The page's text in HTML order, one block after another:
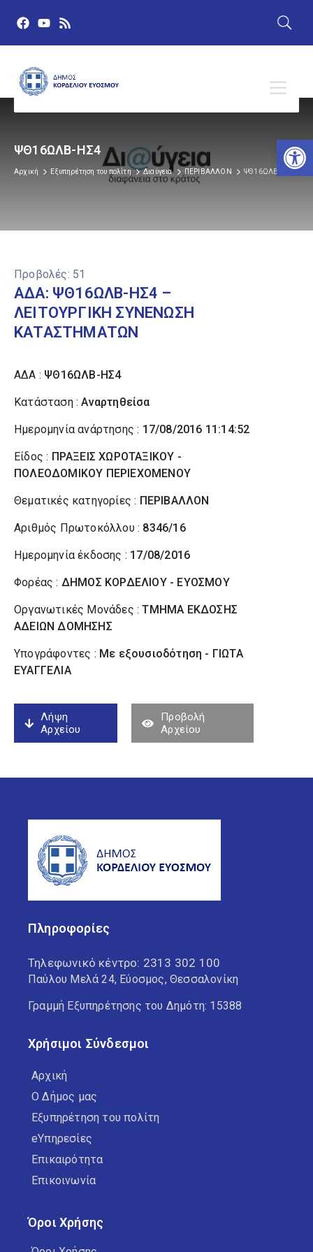
ΨΘ16ΩΛΒ-ΗΣ4
Αρχική Εξυπηρέτηση του πολίτη Διαύγεια ΠΕΡΙΒΑΛΛΟΝ ΨΘ16ΩΛΒ-ΗΣ4
Προβολές: 51
ΑΔΑ: ΨΘ16ΩΛΒ-ΗΣ4 –
ΛΕΙΤΟΥΡΓΙΚΗ ΣΥΝΕΝΩΣΗ
ΚΑΤΑΣΤΗΜΑΤΩΝ
ΑΔΑ : ΨΘ16ΩΛΒ-ΗΣ4
Κατάσταση :Αναρτηθείσα
Ημερομηνία ανάρτησης : 17/08/2016 11:14:52
Είδος : ΠΡΑΞΕΙΣ ΧΩΡΟΤΑΞΙΚΟΥ -
ΠΟΛΕΟΔΟΜΙΚΟΥ ΠΕΡΙΕΧΟΜΕΝΟΥ
Θεματικές κατηγορίες : ΠΕΡΙΒΑΛΛΟΝ
Αριθμός Πρωτοκόλλου : 8346/16
Ημερομηνία έκδοσης : 17/08/2016
Φορέας : ΔΗΜΟΣ ΚΟΡΔΕΛΙΟΥ - ΕΥΟΣΜΟΥ
Οργανωτικές Μονάδες :ΤΜΗΜΑ ΕΚΔΟΣΗΣ
ΑΔΕΙΩΝ ΔΟΜΗΣΗΣ
Υπογράφοντες : Με εξουσιοδότηση - ΓΙΩΤΑ
ΕΥΑΓΓΕΛΙΑ
Λήψη
Αρχείου
Προβολή
Αρχείου
Πληροφορίες
Τηλεφωνικό κέντρο: 2313 302 100
Παύλου Μελά 24, Εύοσμος, Θεσσαλονίκη
Γραμμή Εξυπηρέτησης του Δημότη: 15388
Χρήσιμοι Σύνδεσμοι
Αρχική
Ο Δήμος μας
Εξυπηρέτηση του πολίτη
eΥπηρεσίες
Επικαιρότητα
Επικοινωνία
Όροι Χρήσης